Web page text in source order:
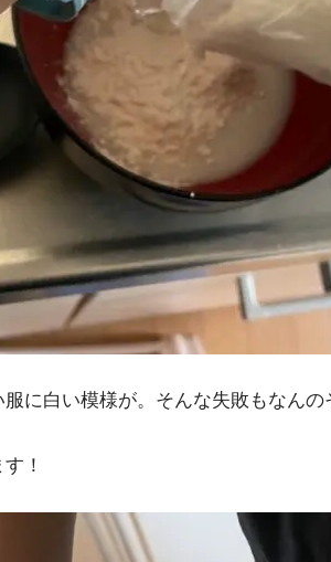
に白い模様が。そんな失敗もなんの
！